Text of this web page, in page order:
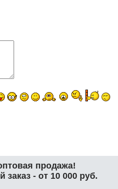
продажа!
- от 10 000 руб.